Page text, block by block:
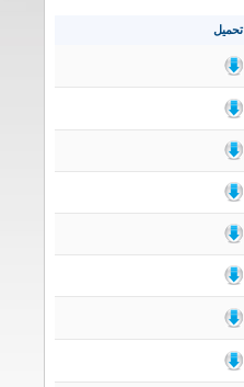
تحميل